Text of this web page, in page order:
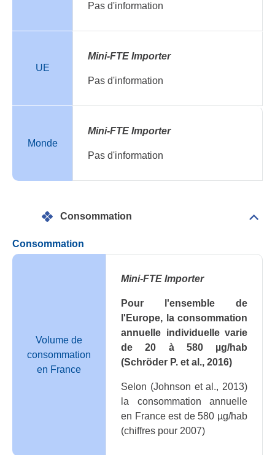
Pas d'information
UE
Mini-FTE Importer
Pas d'information
Monde
Mini-FTE Importer
Pas d'information
Consommation
Consommation
Volume de
consommation
en France
Mini-FTE Importer
Pour l'ensemble de
l'Europe, la consommation
annuelle individuelle varie
de 20 à 580 µg/hab
(Schröder P. et al., 2016)
Selon (Johnson et al., 2013)
la consommation annuelle
en France est de 580 µg/hab
(chiffres pour 2007)